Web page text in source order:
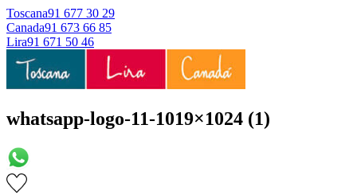
Toscana91 677 30 29
Canada91 673 66 85
Lira91 671 50 46
whatsapp-logo-11-1019×1024 (1)